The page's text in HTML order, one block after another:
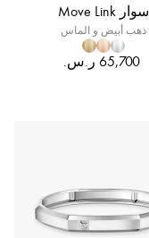
سوار Move Link
ذهب أبيض و الماس